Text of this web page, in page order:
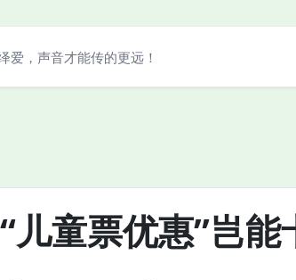
爱，声音才能传的更远！
儿童票优惠”岂